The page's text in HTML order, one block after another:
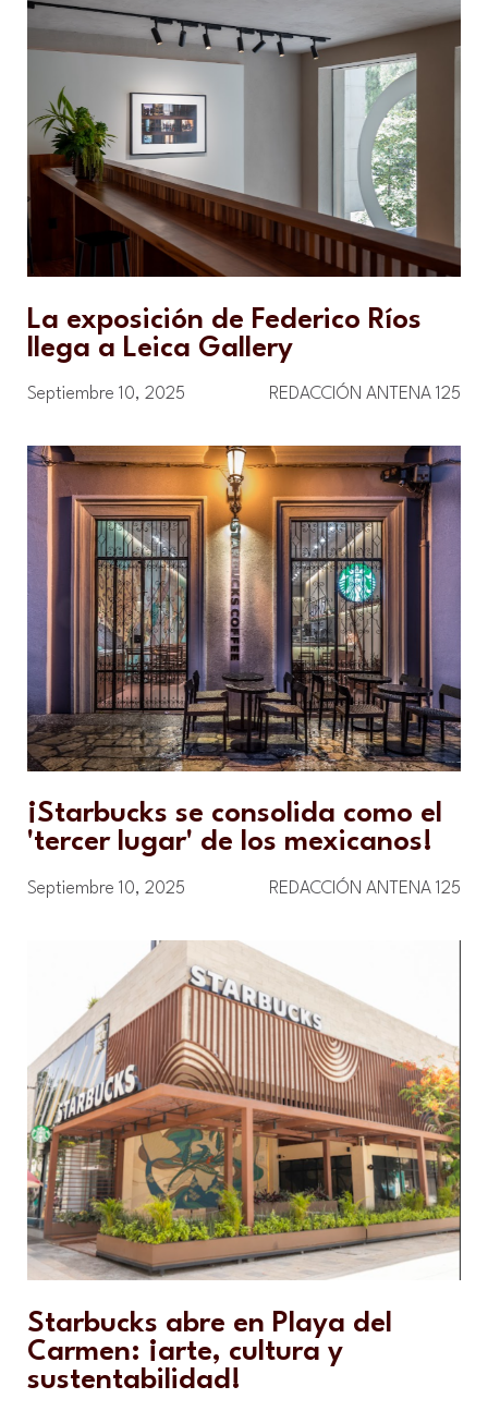
La exposición de Federico Ríos
llega a Leica Gallery
Septiembre 10, 2025 REDACCIÓN ANTENA 125
¡Starbucks se consolida como el
'tercer lugar' de los mexicanos!
Septiembre 10, 2025 REDACCIÓN ANTENA 125
Starbucks abre en Playa del
Carmen: ¡arte, cultura y
sustentabilidad!